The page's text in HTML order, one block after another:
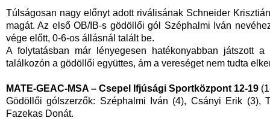
Túlságosan nagy előnyt adott riválisának Schneider
magát. Az első OB/IB-s gödöllői gól Széphalmi Iván
vége előtt, 0-6-os állásnál talált be.
A folytatásban már lényegesen hatékonyabban játszott
találkozón a gödöllői együttes, ám a vereséget nem tudta
MATE-GEAC-MSA – Csepel Ifjúsági Sportközpont 12-19
Gödöllői gólszerzők: Széphalmi Iván (4), Csányi Erik (3),
Fazekas Donát.